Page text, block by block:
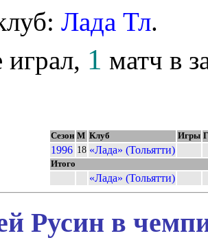
Лада Тл.
1 матч в
Сезон М Клуб Игры
1996 18 «Лада» (Тольятти)
Итого
«Лада» (Тольятти)
Русин в